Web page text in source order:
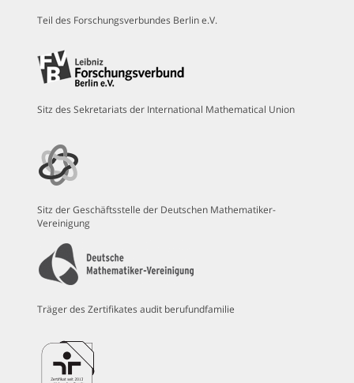
Teil des Forschungsverbundes Berlin e.V.
Sitz des Sekretariats der International Mathematical Union
Sitz der Geschäftsstelle der Deutschen Mathematiker-
Vereinigung
Träger des Zertifikates audit berufundfamilie